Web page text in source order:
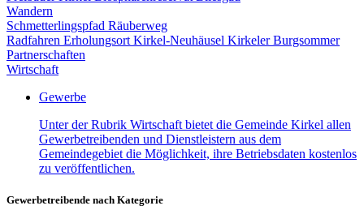
Wandern
Schmetterlingspfad Räuberweg
Radfahren Erholungsort Kirkel-Neuhäusel Kirkeler Burgsommer
Partnerschaften
Wirtschaft
Gewerbe
Unter der Rubrik Wirtschaft bietet die Gemeinde Kirkel allen
Gewerbetreibenden und Dienstleistern aus dem
Gemeindegebiet die Möglichkeit, ihre Betriebsdaten kostenlos
zu veröffentlichen.
Gewerbetreibende nach Kategorie